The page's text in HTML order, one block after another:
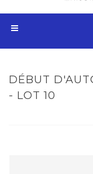
DÉBUT
- LOT 10